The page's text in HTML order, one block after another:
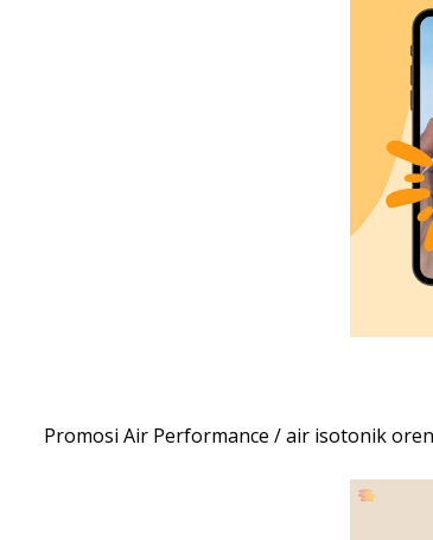
Promosi Air Performance / air isotonik